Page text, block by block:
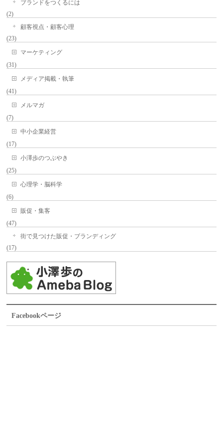
ブランドをつくるには
(2)
顧客視点・顧客心理
(23)
マーケティング
(31)
メディア掲載・執筆
(41)
メルマガ
(7)
中小企業経営
(17)
小澤歩のつぶやき
(25)
心理学・脳科学
(6)
販促・集客
(47)
街で見つけた販促・ブランディング
(17)
Facebookページ